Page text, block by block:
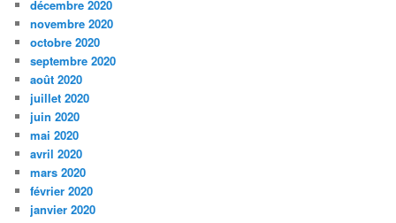
décembre 2020
novembre 2020
octobre 2020
septembre 2020
août 2020
juillet 2020
juin 2020
mai 2020
avril 2020
mars 2020
février 2020
janvier 2020